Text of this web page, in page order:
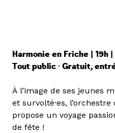
Harmonie en Friche | 19h
Tout public · Gratuit,
À l’image de ses jeunes
et survolté·es, l’orchestre
propose un voyage
de fête !